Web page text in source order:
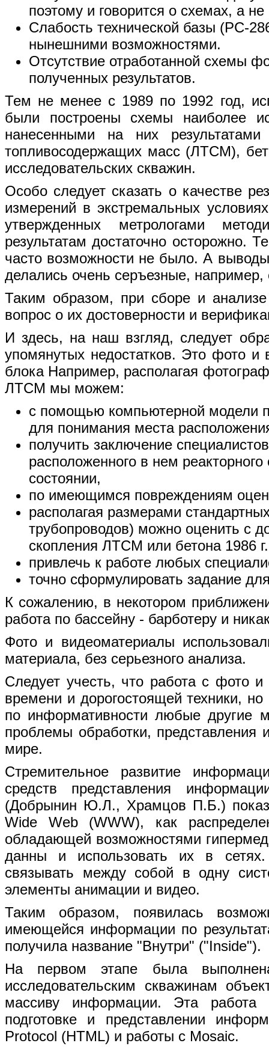
поэтому и говорится о схемах, а
Слабость технической базы (РС-
нынешними возможностями.
Отсутствие отработанной схемы
полученных результатов.
Тем не менее с 1989 по 1992 год,
были построены схемы наиболее
нанесенными на них
топливосодержащих масс (ЛТСМ),
исследовательских скважин.
Особо следует сказать о качестве
измерений в экстремальных
утвержденных метрологами
результатам достаточно осторожно.
часто возможности не было. А
делались очень серъезные,
Таким образом, при сборе и
вопрос о их достоверности и
И здесь, на наш взгляд, следует
упомянутых недостатков. Это фото
блока Например, располагая
ЛТСМ мы можем:
с помощью компьютерной модели
для понимания места
получить заключение
расположенного в нем
состоянии,
по имеющимся повреждениям
располагая размерами
трубопроводов) можно оценить с
скопления ЛТСМ или бетона 1986 г.
привлечь к работе любых
точно сформулировать задание
К сожалению, в некотором
работа по бассейну - барботеру и
Фото и видеоматериалы
материала, без серьезного анализа.
Следует учесть, что работа с фото
времени и дорогостоящей техники,
по информативности любые другие
проблемы обработки,
мире.
Стремительное развитие
средств представления
(Добрынин Ю.Л., Храмцов П.Б.)
Wide Web (WWW), как
обладающей возможностями
данны и использовать их в
связывать между собой в одну
элементы анимации и видео.
Таким образом, появилась
имеющейся информации по
получила название "Внутри" ("Inside").
На первом этапе была
исследовательским скважинам
массиву информации. Эта работа
подготовке и представлении
Protocol (HTML) и работы с Mosaic.